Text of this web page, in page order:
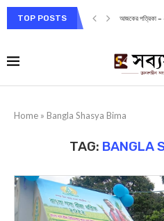
TOP POSTS আজকের পত্রিকা –
Home » Bangla Shasya Bima
TAG: BANGLA